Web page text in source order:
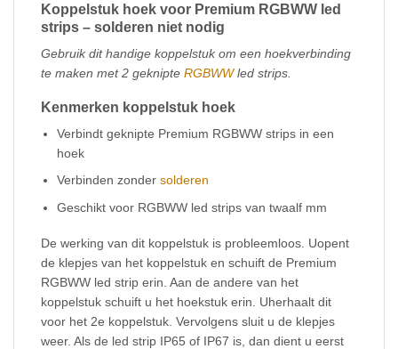
Koppelstuk hoek voor Premium RGBWW led
strips – solderen niet nodig
Gebruik dit handige koppelstuk om een hoekverbinding
te maken met 2 geknipte RGBWWled strips.
Kenmerken koppelstuk hoek
Verbindt geknipte Premium RGBWW strips in een
hoek
Verbinden zondersolderen
Geschikt voor RGBWW led strips van twaalf mm
De werking van dit koppelstuk is probleemloos. Uopent
de klepjes van het koppelstuk en schuift de Premium
RGBWW led strip erin. Aan de andere van het
koppelstuk schuift u het hoekstuk erin. Uherhaalt dit
voor het 2e koppelstuk. Vervolgens sluit u de klepjes
weer. Als de led strip IP65 of IP67 is, dan dient u eerst